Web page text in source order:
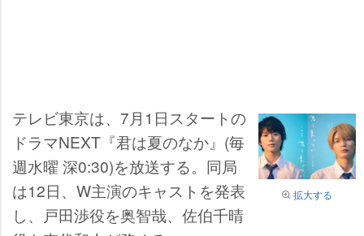
拡大する
テレビ東京は、7月1日スタートの
ドラマNEXT『君は夏のなか』(毎
週水曜 深0:30)を放送する。同局
は12日、W主演のキャストを発表
し、戸田渉役を奥智哉、佐伯千晴